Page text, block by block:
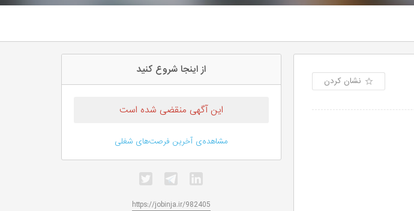
نشان کردن
از اینجا شروع کنید
این آگهی منقضی شده است
مشاهده‌ی آخرین فرصت‌های شغلی
https://jobinja.ir/982405